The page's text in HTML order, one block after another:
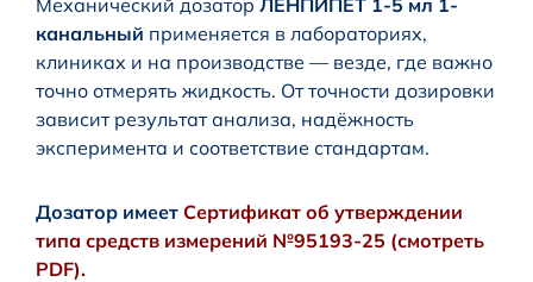
канальный применяется в лабораториях,
клиниках и на производстве — везде, где важно
точно отмерять жидкость. От точности дозировки
зависит результат анализа, надёжность
эксперимента и соответствие стандартам.
Дозатор имеет Сертификат об утверждении
типа средств измерений №95193-25 (смотреть
PDF).